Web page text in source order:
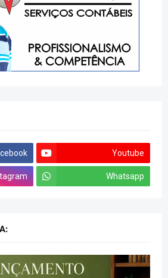
Youtube
Whatsapp